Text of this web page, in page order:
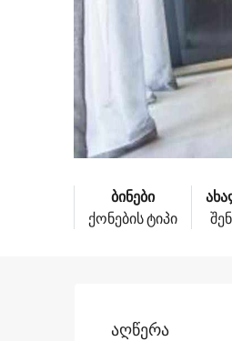
ბინები
ქონების ტიპი
Აღწერა